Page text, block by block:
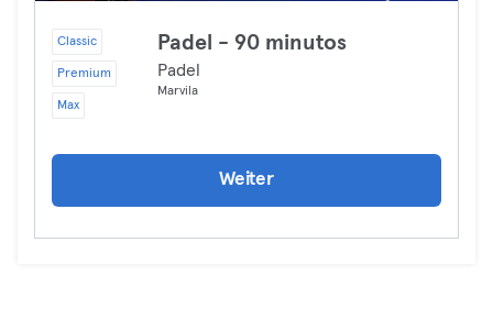
Classic
Premium
Max
Padel - 90 minutos
Padel
Marvila
Weiter